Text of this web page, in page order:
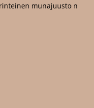
munajuusto n